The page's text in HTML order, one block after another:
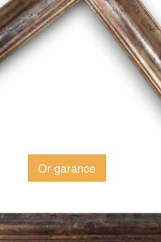
Or garance